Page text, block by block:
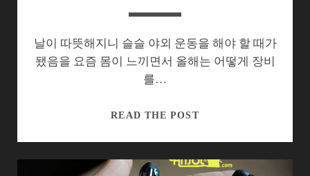
날이 따뜻해지니 슬슬 야외 운동을 해야 할 때가
됐음을 요즘 몸이 느끼면서 올해는 어떻게 장비
를…
READ THE POST훌
야